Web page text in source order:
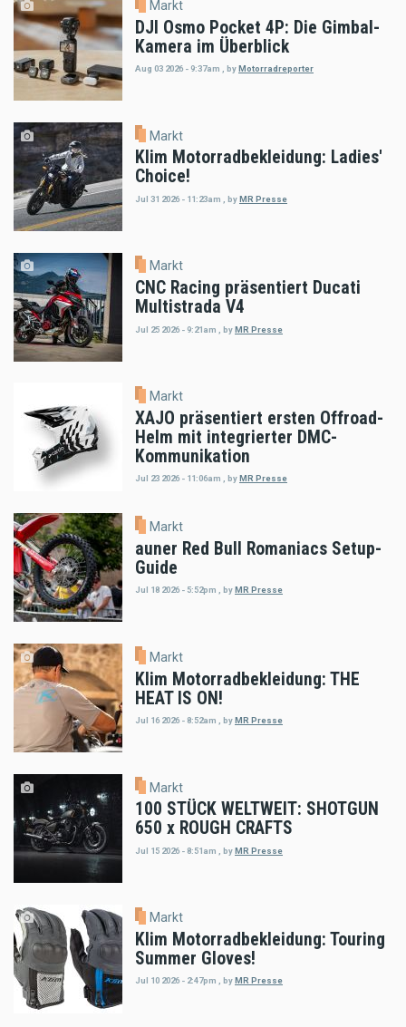
Markt
DJI Osmo Pocket 4P: Die Gimbal-
Kamera im Überblick
Aug 03 2026 - 9:37am byMotorradreporter
Markt
Klim Motorradbekleidung: Ladies'
Choice!
Jul 31 2026 - 11:23am byMR Presse
Markt
CNC Racing präsentiert Ducati
Multistrada V4
Jul 25 2026 - 9:21am byMR Presse
Markt
XAJO präsentiert ersten Offroad-
Helm mit integrierter DMC-
Kommunikation
Jul 23 2026 - 11:06am , byMR Presse
Markt
auner Red Bull Romaniacs Setup-
Guide
Jul 18 2026 - 5:52pm byMR Presse
Markt
Klim Motorradbekleidung: THE
HEAT IS ON!
Jul 16 2026 - 8:52am byMR Presse
Markt
100 STÜCK WELTWEIT: SHOTGUN
650 x ROUGH CRAFTS
Jul 15 2026 - 8:51am byMR Presse
Markt
Klim Motorradbekleidung: Touring
Summer Gloves!
Jul 10 2026 - 2:47pm , by MR Presse